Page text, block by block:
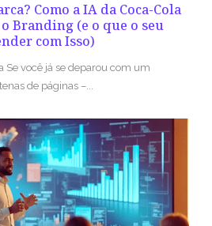
Como a IA da Coca-Cola
Branding (e o que o seu
com Isso)
Se você já se deparou com um
de páginas –...